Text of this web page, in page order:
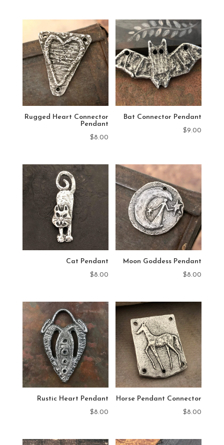
Rugged Heart Connector
Pendant
$8.00
Bat Connector Pendant
$9.00
Cat Pendant
$8.00
Moon Goddess Pendant
$8.00
Rustic Heart Pendant
$8.00
Horse Pendant Connector
$8.00